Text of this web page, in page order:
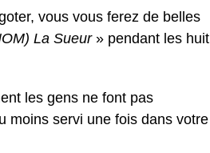
vous vous ferez de belles
La Sueur» pendant les huit
les gens ne font pas
moins servi une fois dans votre